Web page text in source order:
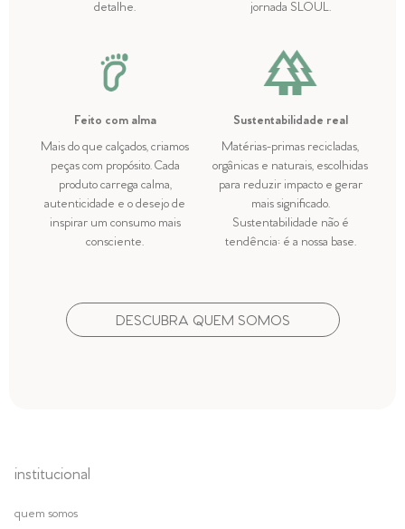
detalhe.
jornada SLOUL.
Feito com alma
Mais do que calçados, criamos
peças com propósito. Cada
produto carrega calma,
autenticidade e o desejo de
inspirar um consumo mais
consciente.
Sustentabilidade real
Matérias-primas recicladas,
orgânicas e naturais, escolhidas
para reduzir impacto e gerar
mais significado.
Sustentabilidade não é
tendência: é a nossa base.
DESCUBRA QUEM SOMOS
institucional
quem somos